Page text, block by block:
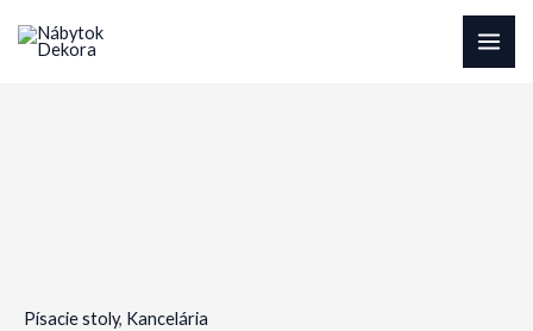
Písacie stoly, Kancelária